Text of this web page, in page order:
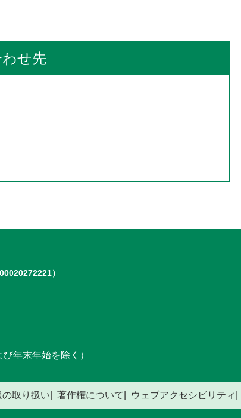
せ先
）
び年末年始を除く）
取り扱い 著作権について ウェブアクセシビリティ